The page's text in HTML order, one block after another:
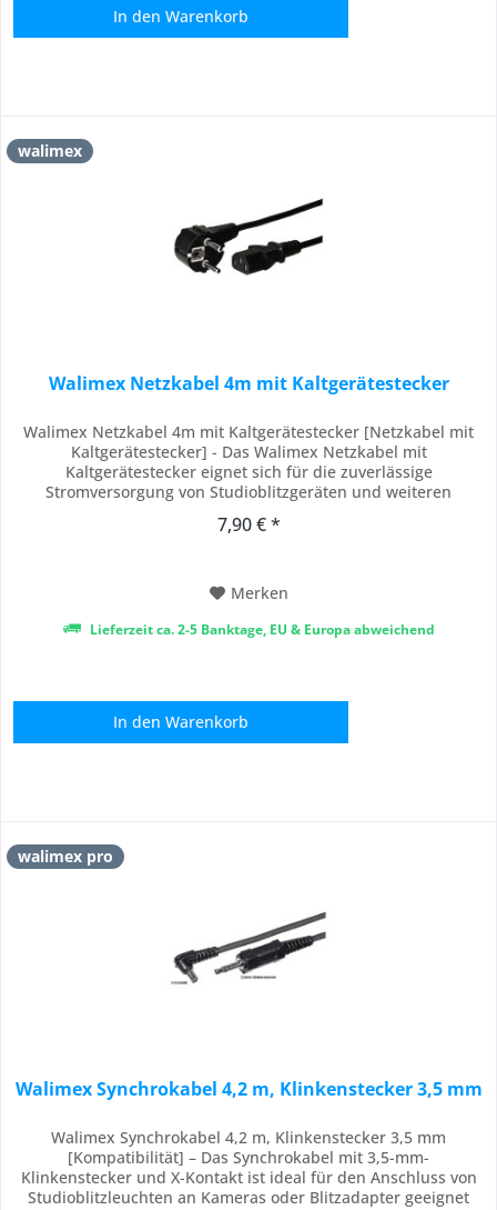
In den Warenkorb
walimex
Walimex Netzkabel 4m mit Kaltgerätestecker
Walimex Netzkabel 4m mit Kaltgerätestecker [Netzkabel mit
Kaltgerätestecker] - Das Walimex Netzkabel mit
Kaltgerätestecker eignet sich für die zuverlässige
Stromversorgung von Studioblitzgeräten und weiteren
Verbindung zwischen Steckdose und Gerät und unterstützt
7,90 € *
Merken
Lieferzeit ca. 2-5 Banktage, EU & Europa abweichend
In den Warenkorb
walimex pro
Walimex Synchrokabel 4,2 m, Klinkenstecker 3,5 mm
Walimex Synchrokabel 4,2 m, Klinkenstecker 3,5 mm
[Kompatibilität] – Das Synchrokabel mit 3,5-mm-
Klinkenstecker und X-Kontakt ist ideal für den Anschluss von
Studioblitzleuchten an Kameras oder Blitzadapter geeignet